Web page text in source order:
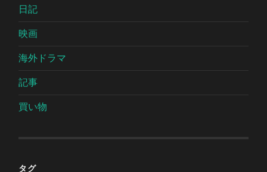
日記
映画
海外ドラマ
記事
買い物
タグ